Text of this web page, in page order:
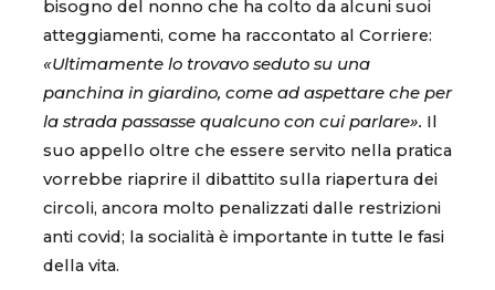
bisogno del nonno che ha colto da alcuni suoi
atteggiamenti, come ha raccontato al Corriere:
«Ultimamente lo trovavo seduto su una
panchina in giardino, come ad aspettare che per
la strada passasse qualcuno con cui parlare». Il
suo appello oltre che essere servito nella pratica
vorrebbe riaprire il dibattito sulla riapertura dei
circoli, ancora molto penalizzati dalle restrizioni
anti covid; la socialità è importante in tutte le fasi
della vita.